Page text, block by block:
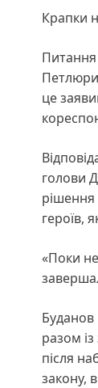
Крапки
Питання
це
голови
рішення
героїв,
«Поки
разом
після
закону,